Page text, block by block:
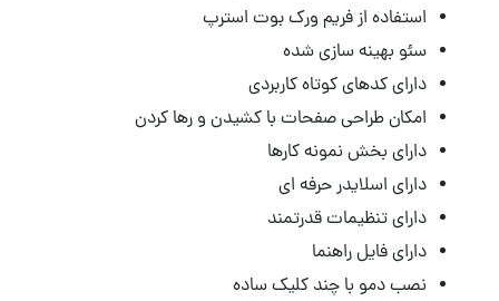
استفاده از فریم ورک بوت استرپ
سئو بهینه سازی شده
دارای کدهای کوتاه کاربردی
امکان طراحی صفحات با کشیدن و رها کردن
دارای بخش نمونه کارها
دارای اسلایدر حرفه ای
دارای تنظیمات قدرتمند
دارای فایل راهنما
نصب دمو با چند کلیک ساده